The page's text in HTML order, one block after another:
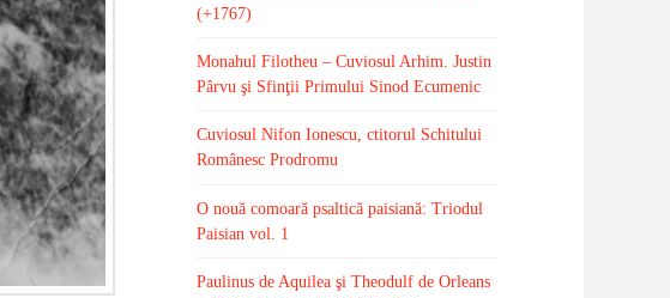
(+1767)
Monahul Filotheu – Cuviosul Arhim. Justin
Pârvu şi Sfinţii Primului Sinod Ecumenic
Cuviosul Nifon Ionescu, ctitorul Schitului
Românesc Prodromu
O nouă comoară psaltică paisiană: Triodul
Paisian vol. 1
Paulinus de Aquilea şi Theodulf de Orleans